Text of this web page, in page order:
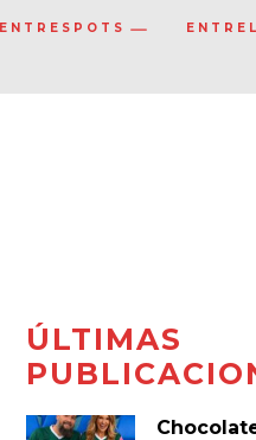
ENTRESPOTS
ÚLTIMAS